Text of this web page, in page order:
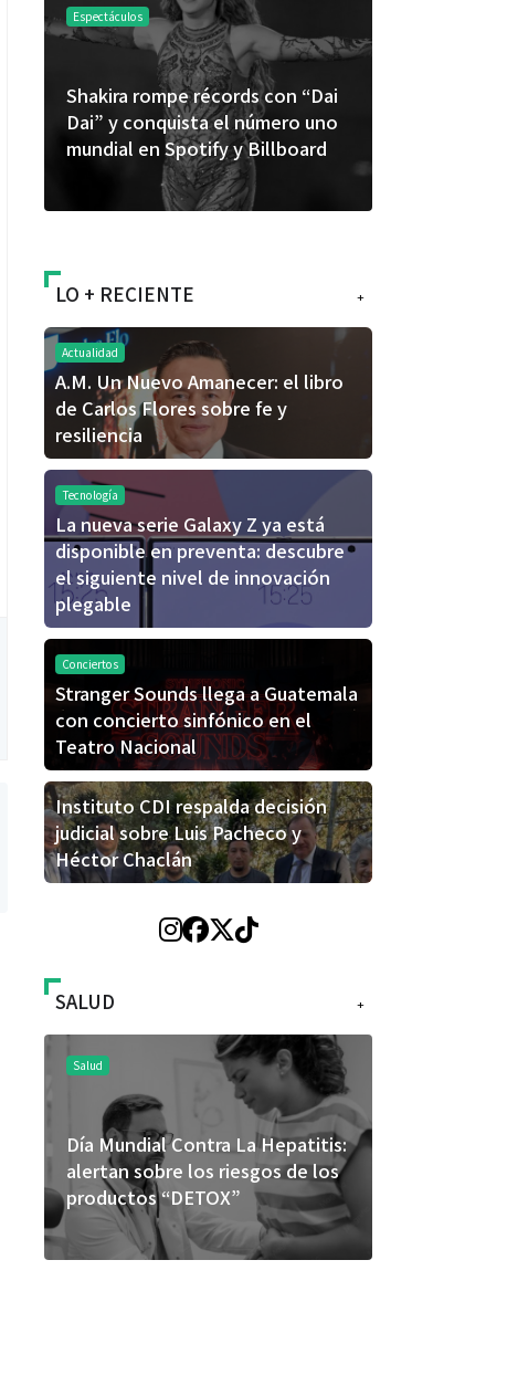
Espectáculos
Shakira rompe récords con “Dai
Dai” y conquista el número uno
mundial en Spotify y Billboard
+
LO + RECIENTE
Actualidad
A.M. Un Nuevo Amanecer: el libro
de Carlos Flores sobre fe y
resiliencia
Tecnología
La nueva serie Galaxy Z ya está
disponible en preventa: descubre
el siguiente nivel de innovación
plegable
Conciertos
Stranger Sounds llega a Guatemala
con concierto sinfónico en el
Teatro Nacional
Instituto CDI respalda decisión
judicial sobre Luis Pacheco y
Héctor Chaclán
+
SALUD
Salud
Día Mundial Contra La Hepatitis:
alertan sobre los riesgos de los
productos “DETOX”